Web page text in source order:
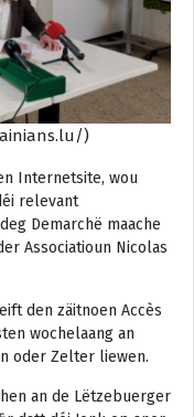
)
Internetsite, wou
relevant
Demarchë maache
Associatioun Nicolas
den zäitnoen Accès
wochelaang an
oder Zelter liewen.
an de Lëtzebuerger